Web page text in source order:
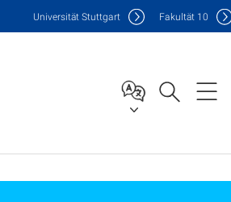
Universität Stuttgart Fakultät 10